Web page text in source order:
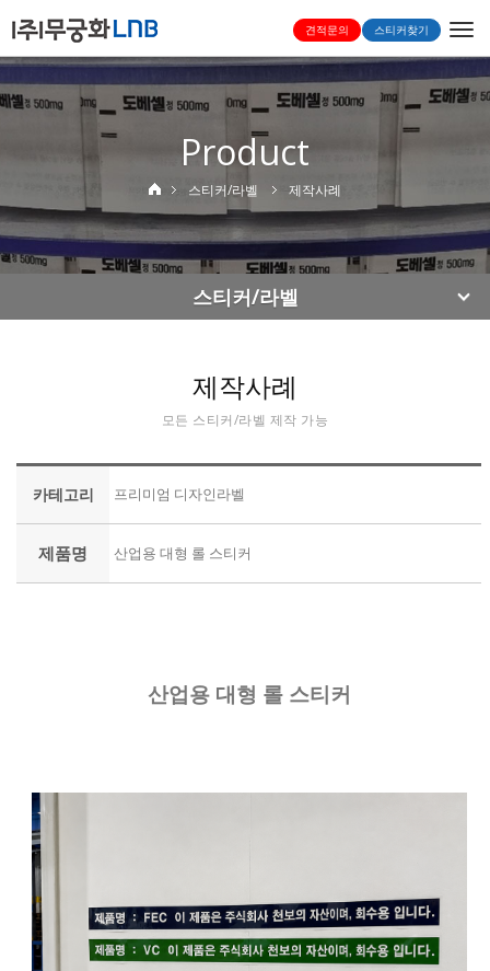
견적문의 스티커찾기
Product
스티커/라벨 제작사례
스티커/라벨
제작사례
모든 스티커/라벨 제작 가능
카테고리 프리미엄 디자인라벨
제품명 산업용 대형 롤 스티커
산업용 대형 롤 스티커